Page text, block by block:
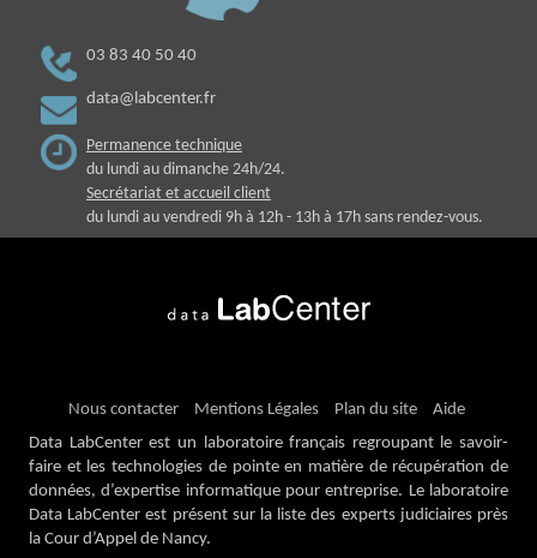
03 83 40 50 40
data@labcenter.fr
Permanence technique
du lundi au dimanche 24h/24.
Secrétariat et accueil client
du lundi au vendredi 9h à 12h - 13h à 17h sans rendez-vous.
Nous contacter Mentions Légales Plan du site
Aide
Data LabCenter est un laboratoire français regroupant le savoir-
faire et les technologies de pointe en matière de récupération de
données, d’expertise informatique pour entreprise. Le laboratoire
Data LabCenter est présent sur la liste des experts judiciaires près
la Cour d’Appel de Nancy.